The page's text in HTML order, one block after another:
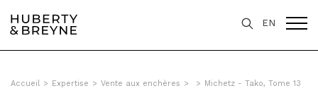
EN
Accueil > Expertise > Vente aux enchères > > Michetz - Tako, Tome 13